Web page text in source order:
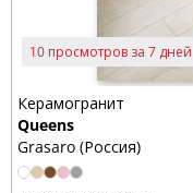
10 просмотров за 7 дней
Керамогранит
Queens
Grasaro (Россия)